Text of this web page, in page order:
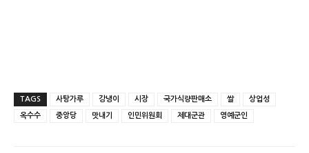
TAGS 사탕가루 강냉이 시장 국가식량판매소 쌀 상업성
옥수수 중앙당 맛내기 인민위원회 제대군관 영예군인